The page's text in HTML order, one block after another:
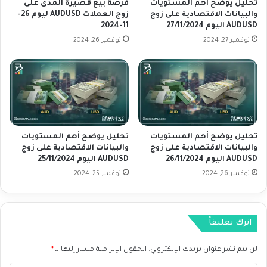
ل
ب
ي
ن
ق
ت
ا
ي
ة
ى
ز
تحليل يوضح أهم المستويات
والبيانات الاقتصادية على زوج
AUDUSD اليوم 27/11/2024
نوفمبر 27, 2024
فرصة بيع قصيرة المدى على
زوج العملات AUDUSD ليوم 26-
11-2024
نوفمبر 26, 2024
تحليل يوضح أهم المستويات
والبيانات الاقتصادية على زوج
AUDUSD اليوم 26/11/2024
نوفمبر 26, 2024
تحليل يوضح أهم المستويات
والبيانات الاقتصادية على زوج
AUDUSD اليوم 25/11/2024
نوفمبر 25, 2024
اترك تعليقاً
لن يتم نشر عنوان بريدك الإلكتروني. الحقول الإلزامية مشار إليها بـ *